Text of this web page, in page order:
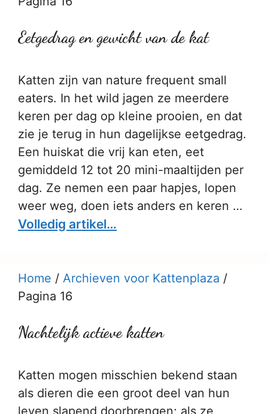
Eetgedrag en gewicht van de kat
Katten zijn van nature frequent small
eaters. In het wild jagen ze meerdere
keren per dag op kleine prooien, en dat
zie je terug in hun dagelijkse eetgedrag.
Een huiskat die vrij kan eten, eet
gemiddeld 12 tot 20 mini-maaltijden per
dag. Ze nemen een paar hapjes, lopen
weer weg, doen iets anders en keren …
Volledig artikel…
Home / Archieven voor Kattenplaza /
Pagina 16
Nachtelijk actieve katten
Katten mogen misschien bekend staan
als dieren die een groot deel van hun
leven slapend doorbrengen; als ze